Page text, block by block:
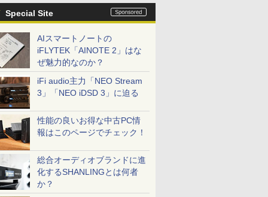
Special Site
AIスマートノートの
iFLYTEK「AINOTE 2」はな
ぜ魅力的なのか？
iFi audio主力「NEO Stream
3」「NEO iDSD 3」に迫る
性能の良いお得な中古PC情
報はこのページでチェック！
総合オーディオブランドに進
化するSHANLINGとは何者
か？